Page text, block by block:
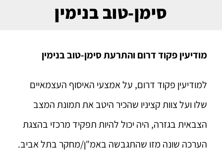
סימן-טוב בנימין
מודיעין פקוד דרום והתרעת סימן-טוב בנימין
למודיעין פקוד דרום, על אמצעי האיסוף העצמאיים
שלו ועל צוות קציניו שהכיר היטב את תמונת המצב
הצבאית בגזרה, היה יכול להיות תפקיד מרכזי בהצגת
הערכה שונה מזו שהתגבשה באמ"ן/מחקר בתל אביב.